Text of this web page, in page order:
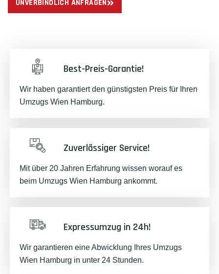
UNVERBINDLICH ANFRAGEN
Best-Preis-Garantie!
Wir haben garantiert den günstigsten Preis für Ihren
Umzugs Wien Hamburg.
Zuverlässiger Service!
Mit über 20 Jahren Erfahrung wissen worauf es
beim Umzugs Wien Hamburg ankommt.
Expressumzug in 24h!
Wir garantieren eine Abwicklung Ihres Umzugs
Wien Hamburg in unter 24 Stunden.